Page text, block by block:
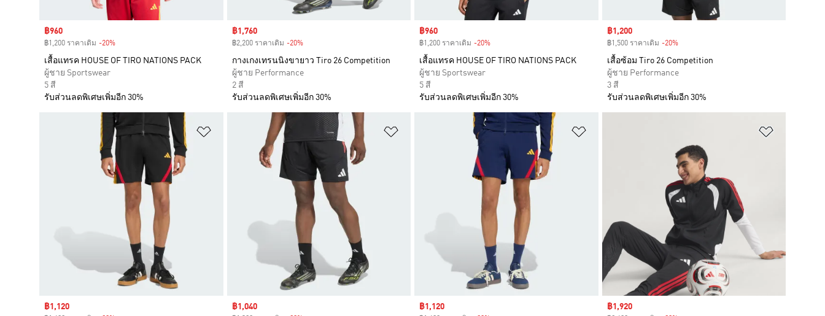
Sale price
฿960
฿1,200 ราคาเดิม -20%
เสื้อแทรค HOUSE OF TIRO NATIONS PACK
ผู้ชาย Sportswear
5 สี
รับส่วนลดพิเศษเพิ่มอีก 30%
Sale price
฿1,760
฿2,200 ราคาเดิม -20%Discount
กางเกงเทรนนิงขายาว Tiro 26 Competition
ผู้ชาย Performance
2 สี
รับส่วนลดพิเศษเพิ่มอีก 30%
Sale price
฿960
฿1,200 ราคาเดิม -20%
เสื้อแทรค HOUSE OF TIRO NATIONS PACK
ผู้ชาย Sportswear
5 สี
รับส่วนลดพิเศษเพิ่มอีก 30%
Sale price
฿1,200
฿1,500 ราคาเดิม -20%Discount
เสื้อซ้อม Tiro 26 Competition
ผู้ชาย Performance
3 สี
รับส่วนลดพิเศษเพิ่มอีก 30%
เพิ่มไปยังรายการสินค้าโปรด
Sale price
฿1,120
เพิ่มไปยังรายการสินค้าโปรด
Sale price
฿1,040 Sale price
฿1,120 Sale price
฿1,920